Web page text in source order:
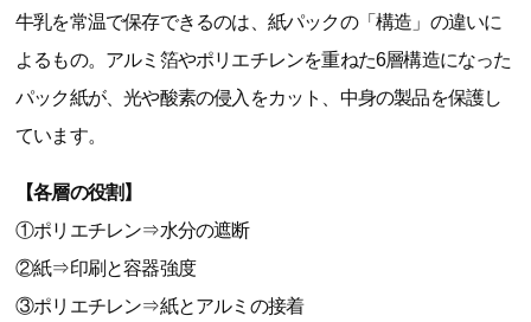
牛乳を常温で保存できるのは、紙パックの「構造」の違いに
よるもの。アルミ箔やポリエチレンを重ねた6層構造になった
パック紙が、光や酸素の侵入をカット、中身の製品を保護し
ています。
【各層の役割】
①ポリエチレン⇒水分の遮断
②紙⇒印刷と容器強度
③ポリエチレン⇒紙とアルミの接着